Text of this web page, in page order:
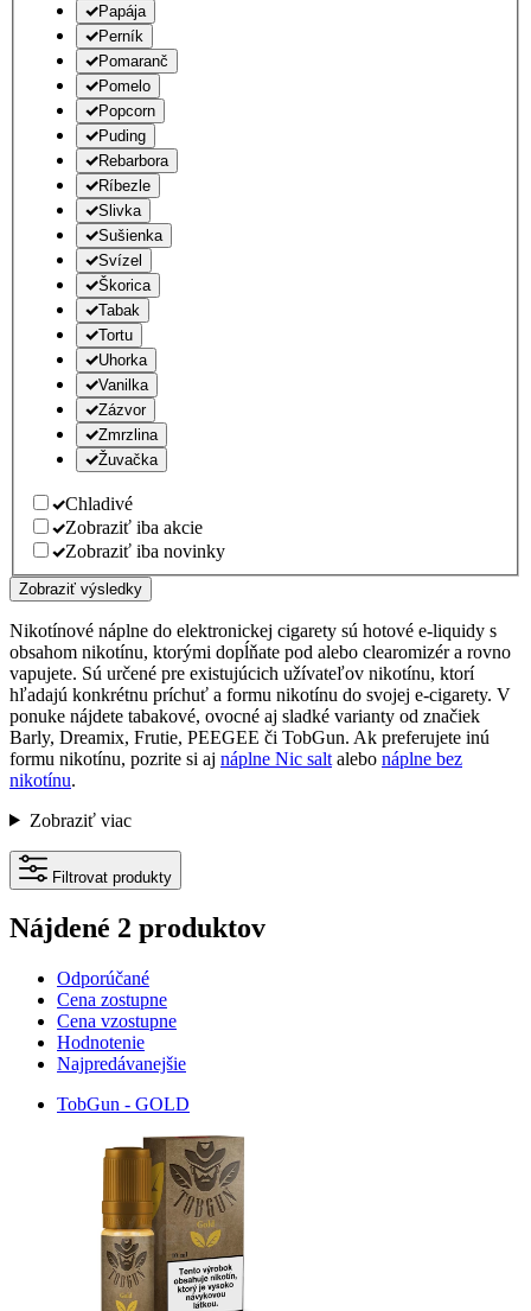
Papája
Perník
Pomaranč
Pomelo
Popcorn
Puding
Rebarbora
Ríbezle
Slivka
Sušienka
Svízel
Škorica
Tabak
Tortu
Uhorka
Vanilka
Zázvor
Zmrzlina
Žuvačka
Chladivé
Zobraziť iba akcie
Zobraziť iba novinky
Zobraziť výsledky
Nikotínové náplne do elektronickej cigarety sú hotové e-liquidy s
obsahom nikotínu, ktorými dopĺňate pod alebo clearomizér a rovno
vapujete. Sú určené pre existujúcich užívateľov nikotínu, ktorí
hľadajú konkrétnu príchuť a formu nikotínu do svojej e-cigarety. V
ponuke nájdete tabakové, ovocné aj sladké varianty od značiek
Barly, Dreamix, Frutie, PEEGEE či TobGun. Ak preferujete inú
formu nikotínu, pozrite si aj náplne Nic salt alebo náplne bez
nikotínu.
Zobraziť viac
Filtrovat produkty
Nájdené 2 produktov
Odporúčané
Cena zostupne
Cena vzostupne
Hodnotenie
Najpredávanejšie
TobGun - GOLD